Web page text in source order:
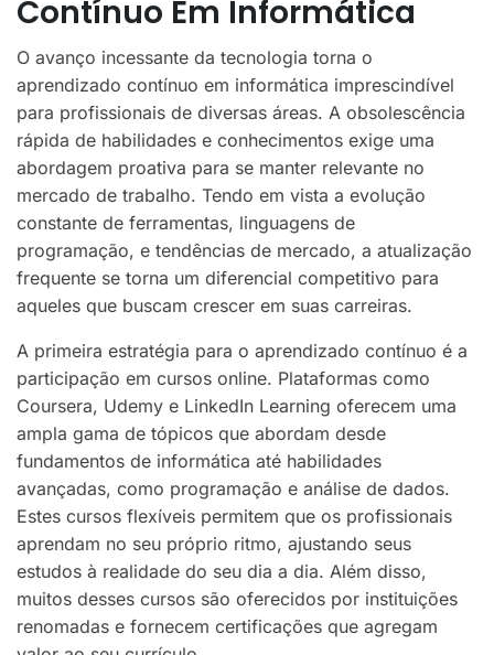
Contínuo Em Informática
O avanço incessante da tecnologia torna o
aprendizado contínuo em informática imprescindível
para profissionais de diversas áreas. A obsolescência
rápida de habilidades e conhecimentos exige uma
abordagem proativa para se manter relevante no
mercado de trabalho. Tendo em vista a evolução
constante de ferramentas, linguagens de
programação, e tendências de mercado, a atualização
frequente se torna um diferencial competitivo para
aqueles que buscam crescer em suas carreiras.
A primeira estratégia para o aprendizado contínuo é a
participação em cursos online. Plataformas como
Coursera, Udemy e LinkedIn Learning oferecem uma
ampla gama de tópicos que abordam desde
fundamentos de informática até habilidades
avançadas, como programação e análise de dados.
Estes cursos flexíveis permitem que os profissionais
aprendam no seu próprio ritmo, ajustando seus
estudos à realidade do seu dia a dia. Além disso,
muitos desses cursos são oferecidos por instituições
renomadas e fornecem certificações que agregam